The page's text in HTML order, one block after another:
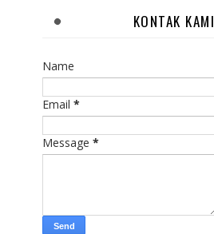
KONTAK KAMI
Name
Email *
Message *